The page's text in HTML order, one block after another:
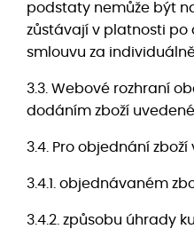
podstaty nemůže být
zůstávají v platnosti po
smlouvu za
3.3. Webové rozhraní
dodáním zboží
3.4. Pro objednání
3.4.1. objednávaném
3.4.2. způsobu úhrady